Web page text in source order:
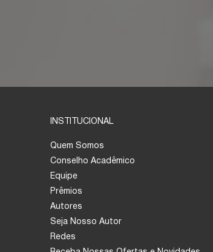
INSTITUCIONAL
Quem Somos
Conselho Acadêmico
Equipe
Prêmios
Autores
Seja Nosso Autor
Redes